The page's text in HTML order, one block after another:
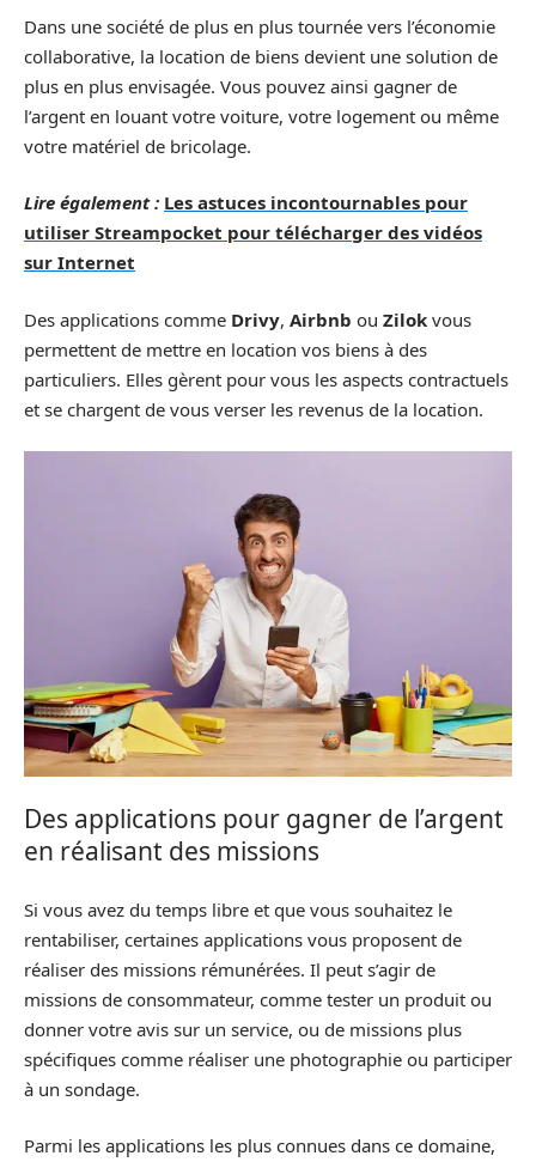
Dans une société de plus en plus tournée vers l’économie
collaborative, la location de biens devient une solution de
plus en plus envisagée. Vous pouvez ainsi gagner de
l’argent en louant votre voiture, votre logement ou même
votre matériel de bricolage.
Lire également : Les astuces incontournables pour
utiliser Streampocket pour télécharger des vidéos
sur Internet
Des applications comme Drivy, Airbnb ou Zilok vous
permettent de mettre en location vos biens à des
particuliers. Elles gèrent pour vous les aspects contractuels
et se chargent de vous verser les revenus de la location.
Des applications pour gagner de l’argent
en réalisant des missions
Si vous avez du temps libre et que vous souhaitez le
rentabiliser, certaines applications vous proposent de
réaliser des missions rémunérées. Il peut s’agir de
missions de consommateur, comme tester un produit ou
donner votre avis sur un service, ou de missions plus
spécifiques comme réaliser une photographie ou participer
à un sondage.
Parmi les applications les plus connues dans ce domaine,